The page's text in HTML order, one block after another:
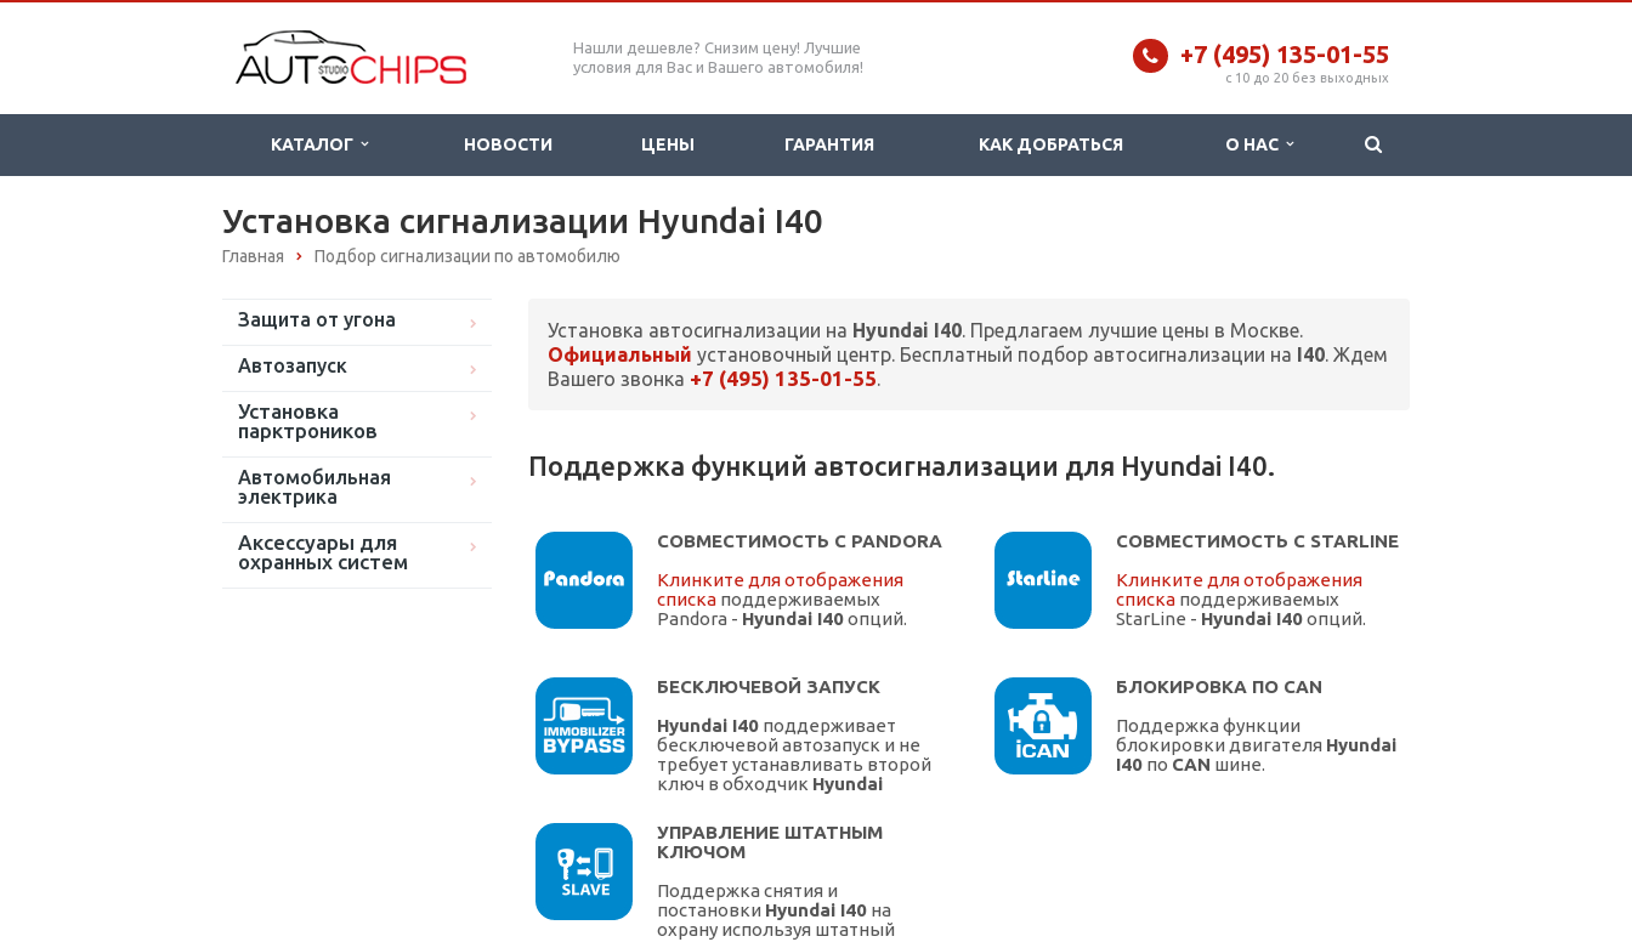
Нашли дешевле? Снизим цену! Лучшие
условия для Вас и Вашего автомобиля!
+7 (495) 135-01-55
c 10 до 20 без выходных
КАТАЛОГ НОВОСТИ ЦЕНЫ ГАРАНТИЯ КАК ДОБРАТЬСЯ О НАС
Установка сигнализации Hyundai I40
Главная Подбор сигнализации по автомобилю
Защита от угона
Автозапуск
Установка
парктроников
Автомобильная
электрика
Аксессуары для
охранных систем
Установка автосигнализации на Hyundai I40. Предлагаем лучшие цены в Москве.
Официальный установочный центр. Бесплатный подбор автосигнализации на I40. Ждем
Вашего звонка +7 (495) 135-01-55.
Поддержка функций автосигнализации для Hyundai I40.
СОВМЕСТИМОСТЬ С PANDORA
Клинките для отображения
списка поддерживаемых
Pandora - Hyundai I40опций.
СОВМЕСТИМОСТЬ С STARLINE
Клинките для отображения
списка поддерживаемых
StarLine - Hyundai I40опций.
БЕСКЛЮЧЕВОЙ ЗАПУСК
Hyundai I40 поддерживает
бесключевой автозапуск и не
требует устанавливать второй
ключ в обходчик Hyundai
БЛОКИРОВКА ПО CAN
Поддержка функции
блокировки двигателя Hyundai
I40 по CAN шине.
УПРАВЛЕНИЕ ШТАТНЫМ
КЛЮЧОМ
Поддержка снятия и
постановки Hyundai I40 на
охрану используя штатный